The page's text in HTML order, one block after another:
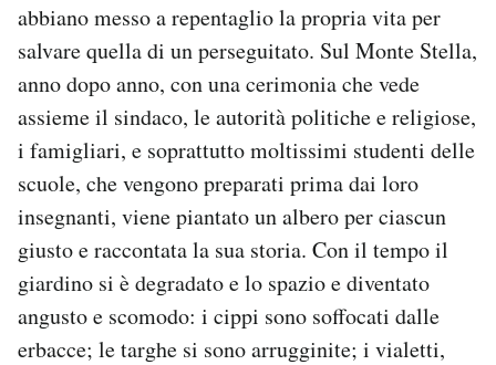
abbiano messo a repentaglio la propria vita per
salvare quella di un perseguitato. Sul Monte Stella,
anno dopo anno, con una cerimonia che vede
assieme il sindaco, le autorità politiche e religiose,
i famigliari, e soprattutto moltissimi studenti delle
scuole, che vengono preparati prima dai loro
insegnanti, viene piantato un albero per ciascun
giusto e raccontata la sua storia. Con il tempo il
giardino si è degradato e lo spazio e diventato
angusto e scomodo: i cippi sono soffocati dalle
erbacce; le targhe si sono arrugginite; i vialetti,